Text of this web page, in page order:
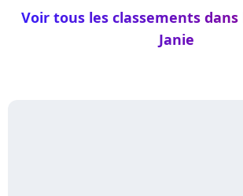
Voir tous les classements
Janie